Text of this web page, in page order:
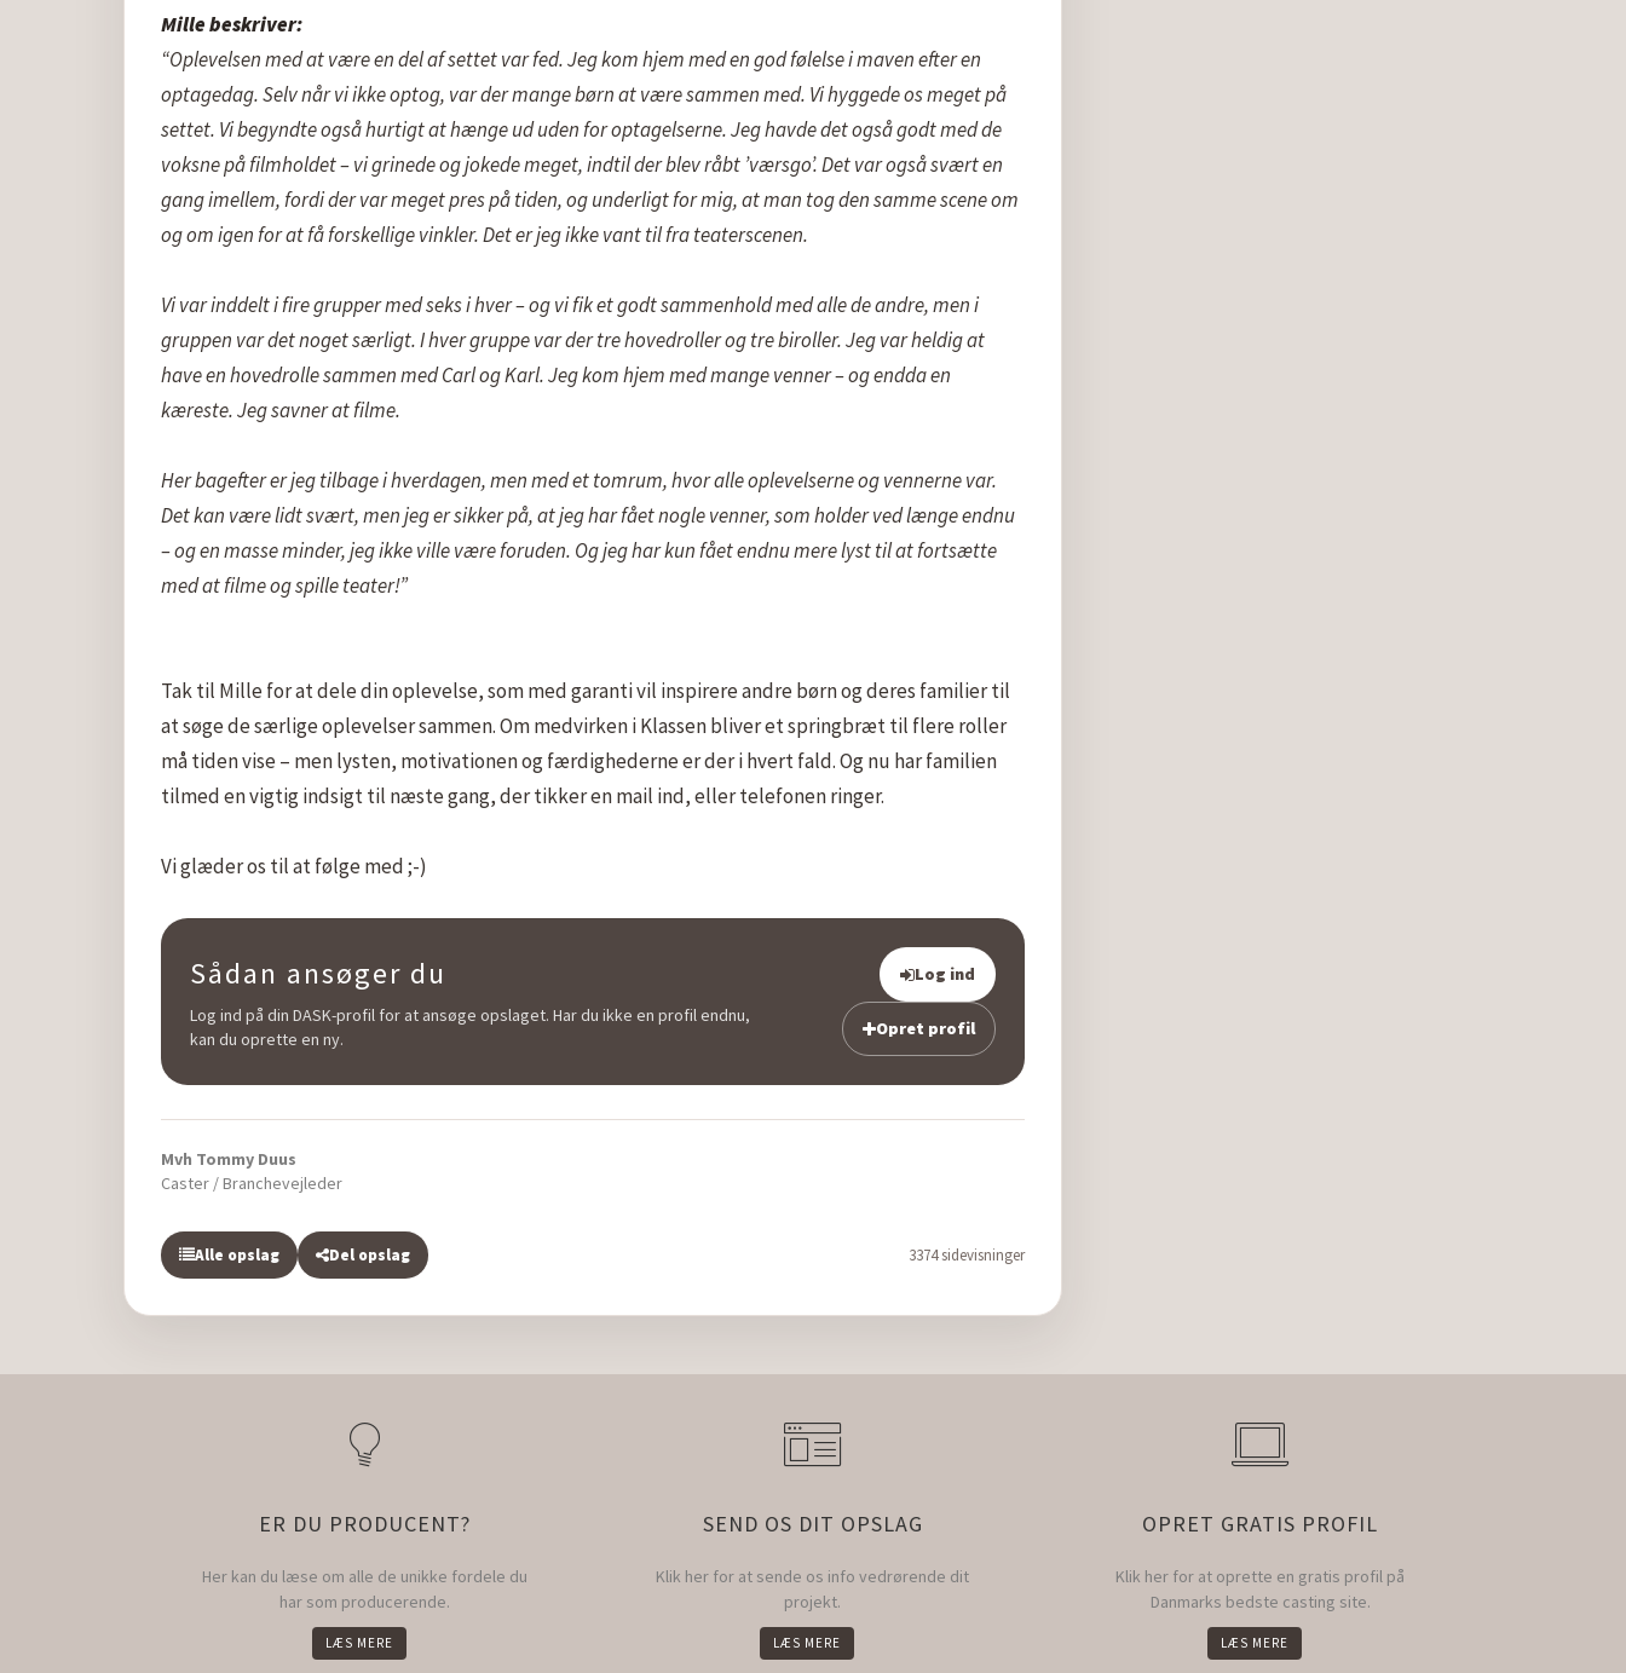
Mille beskriver:
“Oplevelsen med at være en del af settet var fed. Jeg kom hjem med en god følelse i maven efter en
optagedag. Selv når vi ikke optog, var der mange børn at være sammen med. Vi hyggede os meget på
settet. Vi begyndte også hurtigt at hænge ud uden for optagelserne. Jeg havde det også godt med de
voksne på filmholdet – vi grinede og jokede meget, indtil der blev råbt ’værsgo’. Det var også svært en
gang imellem, fordi der var meget pres på tiden, og underligt for mig, at man tog den samme scene om
og om igen for at få forskellige vinkler. Det er jeg ikke vant til fra teaterscenen.
Vi var inddelt i fire grupper med seks i hver – og vi fik et godt sammenhold med alle de andre, men i
gruppen var det noget særligt. I hver gruppe var der tre hovedroller og tre biroller. Jeg var heldig at
have en hovedrolle sammen med Carl og Karl. Jeg kom hjem med mange venner – og endda en
kæreste. Jeg savner at filme.
Her bagefter er jeg tilbage i hverdagen, men med et tomrum, hvor alle oplevelserne og vennerne var.
Det kan være lidt svært, men jeg er sikker på, at jeg har fået nogle venner, som holder ved længe endnu
– og en masse minder, jeg ikke ville være foruden. Og jeg har kun fået endnu mere lyst til at fortsætte
med at filme og spille teater!”
Tak til Mille for at dele din oplevelse, som med garanti vil inspirere andre børn og deres familier til
at søge de særlige oplevelser sammen. Om medvirken i Klassen bliver et springbræt til flere roller
må tiden vise – men lysten, motivationen og færdighederne er der i hvert fald. Og nu har familien
tilmed en vigtig indsigt til næste gang, der tikker en mail ind, eller telefonen ringer.
Sådan ansøger du
Log ind på din DASK-profil for at ansøge opslaget. Har du ikke en profil endnu,
kan du oprette en ny.
Log ind
Opret profil
Mvh Tommy Duus
Caster / Branchevejleder
Alle opslag Del opslag 3374 sidevisninger
ER DU PRODUCENT?
Her kan du læse om alle de unikke fordele du
har som producerende.
LÆS MERE
SEND OS DIT OPSLAG
Klik her for at sende os info vedrørende dit
projekt.
LÆS MERE
OPRET GRATIS PROFIL
Klik her for at oprette en gratis profil på
Danmarks bedste casting site.
LÆS MERE